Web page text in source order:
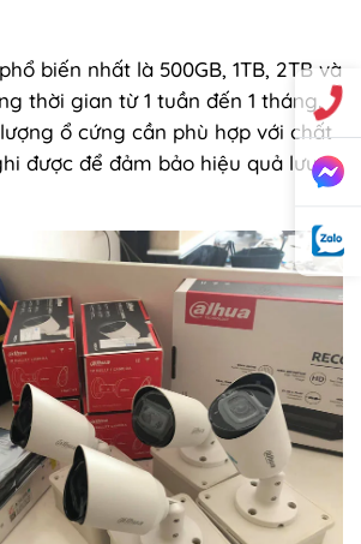
biến nhất là 500GB, 1TB, 2TB và
thời gian từ 1 tuần đến 1 tháng.
ổ cứng cần phù hợp với chất
được để đảm bảo hiệu quả lưu